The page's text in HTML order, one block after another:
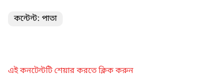
কন্টেন্ট: পাতা
এই কনটেন্টটি শেয়ার করতে ক্লিক করুন